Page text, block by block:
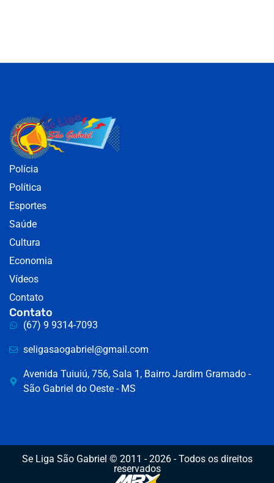
Polícia
Política
Esportes
Saúde
Cultura
Economia
Vídeos
Contato
Contato
(67) 9 9314-7093
seligasaogabriel@gmail.com
Avenida Tuiuiú, 756, Sala 1, Bairro Jardim Gramado -
São Gabriel do Oeste - MS
Se Liga São Gabriel © 2011 - 2026 - Todos os direitos
reservados